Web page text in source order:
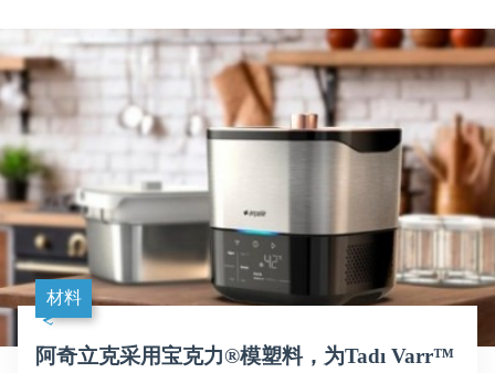
材料
阿奇立克采用宝克力®模塑料，为Tadı Varr™